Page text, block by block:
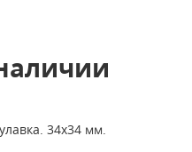
34х34 мм.